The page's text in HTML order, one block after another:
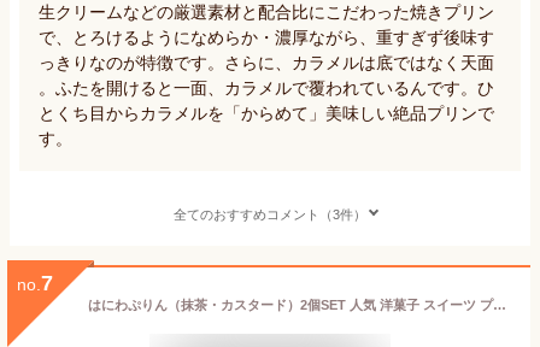
生クリームなどの厳選素材と配合比にこだわった焼きプリン
で、とろけるようになめらか・濃厚ながら、重すぎず後味す
っきりなのが特徴です。さらに、カラメルは底ではなく天面
。ふたを開けると一面、カラメルで覆われているんです。ひ
とくち目からカラメルを「からめて」美味しい絶品プリンで
す。
全てのおすすめコメント（3件）
no. 7
はにわぷりん（抹茶・カスタード）2個SET 人気 洋菓子 スイーツ プチギフト お取り寄せ ギフト 大阪土産 埴輪 陶器 歴史 世界遺産 お礼 子供 誕生日 プレゼント 贈答 ご当地スイーツ 出産祝い 内祝い 母の日 父の日 御中元 ふわふわ ふわとろ はにわプリン